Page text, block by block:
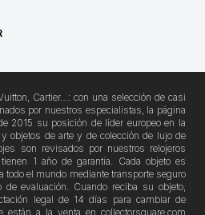
Cartier…: con una selección de casi
por nuestros especialistas, la página
2015 su posición de líder europeo en la
objetos de arte y de colección de lujo de
son revisados por nuestros relojeros
1 año de garantía. Cada objeto es
todo el mundo mediante transporte seguro
evaluación. Cuando reciba su objeto,
legal de 14 días para cambiar de
están a la venta en collectorsquare.com